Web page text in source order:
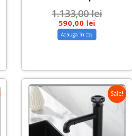
1.133,00lei
590,00 lei
Adaugă în coș
Sale!